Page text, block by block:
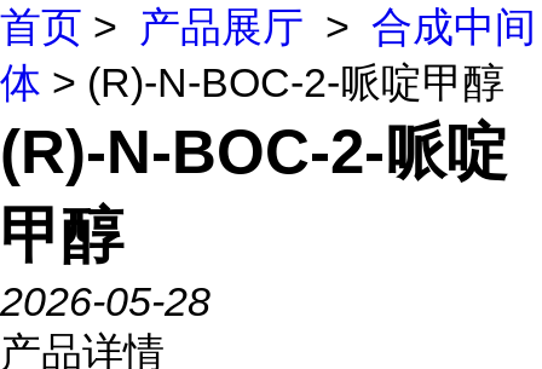
首页 > 产品展厅 > 合成中间
体 > (R)-N-BOC-2-哌啶甲醇
(R)-N-BOC-2-哌啶
甲醇
2026-05-28
产品详情